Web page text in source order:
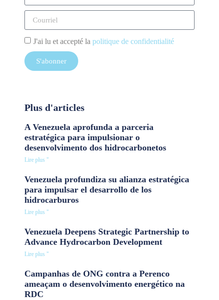
J'ai lu et accepté la politique de confidentialité
S'abonner
Plus d'articles
A Venezuela aprofunda a parceria
estratégica para impulsionar o
desenvolvimento dos hidrocarbonetos
Lire plus "
Venezuela profundiza su alianza estratégica
para impulsar el desarrollo de los
hidrocarburos
Lire plus "
Venezuela Deepens Strategic Partnership to
Advance Hydrocarbon Development
Lire plus "
Campanhas de ONG contra a Perenco
ameaçam o desenvolvimento energético na
RDC